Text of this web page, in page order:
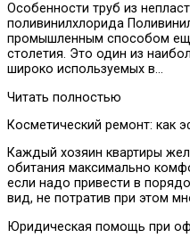
Особенности труб из
поливинилхлорида
промышленным способом
столетия. Это один из
широко используемых в…
Читать полностью
Косметический ремонт: как
Каждый хозяин квартиры
обитания максимально
если надо привести в
вид, не потратив при этом
Юридическая помощь при